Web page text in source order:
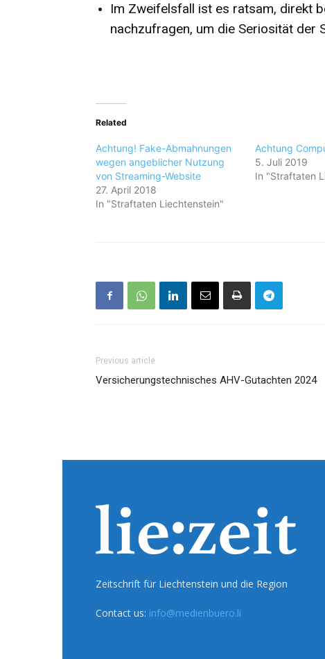
Im Zweifelsfall ist es ratsam, direkt
nachzufragen, um die Seriosität der
Related
Achtung! Fake-Abmahnungen
wegen angeblicher Nutzung
von Streaming-Website
27. April 2018
In "Straftaten Liechtenstein"
Achtung
5. Juli 2019
In "Straftaten
Previous article
Versicherungstechnisches AHV-Gutachten 2024
Zeitschrift für Liechtenstein und die Region
Contact us: info@medienbuero.li